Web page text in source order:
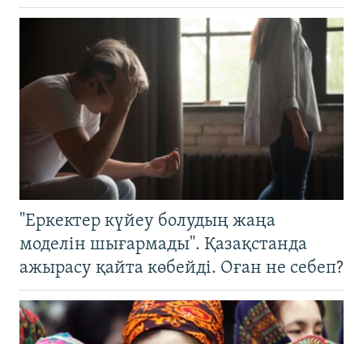
"Еркектер күйеу болудың жаңа
моделін шығармады". Қазақстанда
ажырасу қайта көбейді. Оған не себеп?